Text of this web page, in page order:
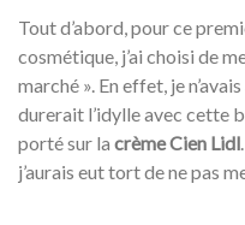
Tout d’abord, pour ce
cosmétique, j’ai choisi de
marché ». En effet, je
durerait l’idylle avec cette
porté sur la crème Cien Lidl
j’aurais eut tort de ne pas